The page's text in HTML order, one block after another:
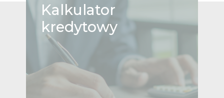
Kalkulator
kredytowy